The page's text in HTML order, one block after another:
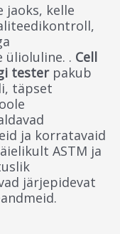
kelle
ülioluline. . Cell
testerpakub
täpset
ja korratavaid
ASTM ja
järjepidevat